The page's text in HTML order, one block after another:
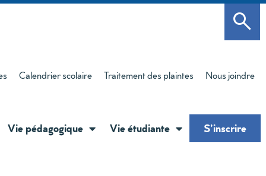
Calendrier scolaire Traitement des plaintes Nous joindre
Vie pédagogique Vie étudiante S’inscrire